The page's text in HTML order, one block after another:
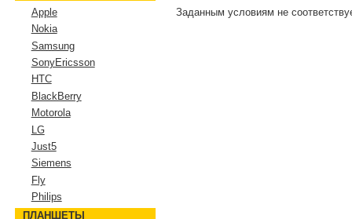
Заданным условиям не
Apple
Nokia
Samsung
SonyEricsson
HTC
BlackBerry
Motorola
LG
Just5
Siemens
Fly
Philips
ПЛАНШЕТЫ